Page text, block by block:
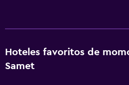
Hoteles favoritos de
Samet